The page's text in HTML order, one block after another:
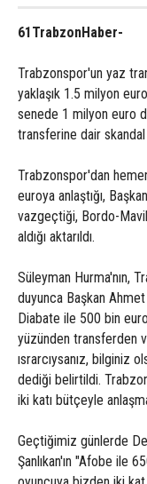
61TrabzonHaber-
Trabzonspor'un yaz
yaklaşık 1.5 milyon
senede 1 milyon euro
transferine dair skandal
Trabzonspor'dan
euroya anlaştığı,
vazgeçtiği, Bordo-
aldığı aktarıldı.
Süleyman Hurma'nın,
duyunca Başkan
Diabate ile 500 bin
yüzünden transferden
ısrarcıysanız, bilginiz
dediği belirtildi.
iki katı bütçeyle
Geçtiğimiz günlerde
Şanlıkan'ın "Afobe ile